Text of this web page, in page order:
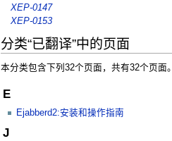
XEP-0147
XEP-0153
分类“已翻译”中的页面
本分类包含下列32个页面，共有32个页面。
E
Ejabberd2:安装和操作指南
J